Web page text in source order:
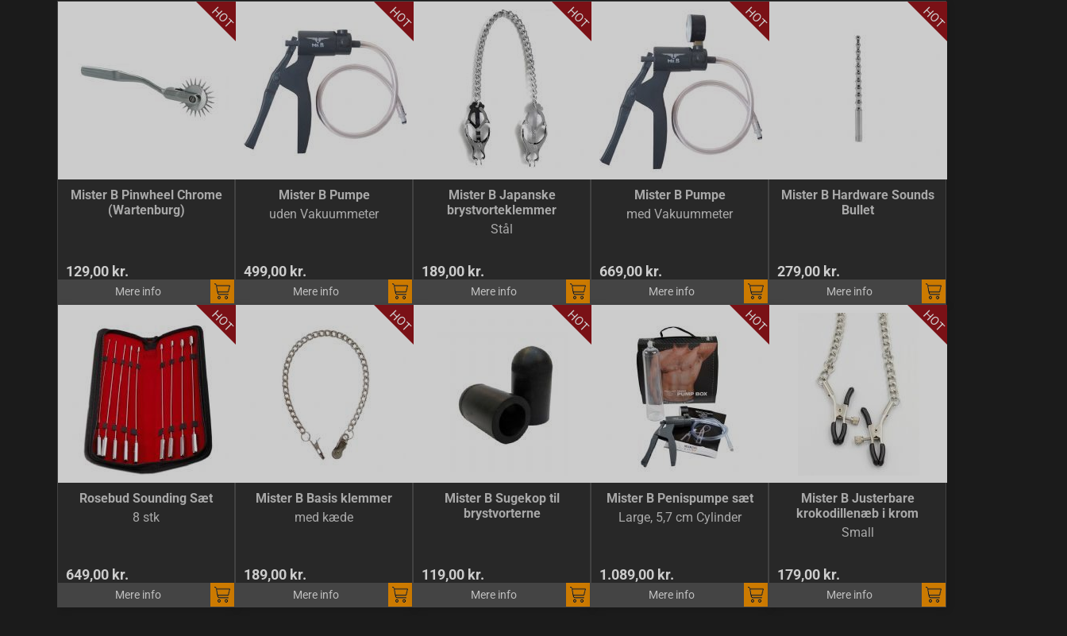
Mister B Pinwheel Chrome
(Wartenburg)
129,00 kr.
Mere info
Mister B Pumpe
uden Vakuummeter
499,00 kr.
Mere info
Mister B Japanske
brystvorteklemmer
Stål
189,00 kr.
Mere info
Mister B Pumpe
med Vakuummeter
669,00 kr.
Mere info
Mister B Hardware Sounds
Bullet
279,00 kr.
Mere info
Rosebud Sounding Sæt
8 stk
649,00 kr.
Mere info
Mister B Basis klemmer
med kæde
189,00 kr.
Mere info
Mister B Sugekop til
brystvorterne
119,00 kr.
Mere info
Mister B Penispumpe sæt
Large, 5,7 cm Cylinder
1.089,00 kr.
Mere info
Mister B Justerbare
krokodillenæb i krom
Small
179,00 kr.
Mere info